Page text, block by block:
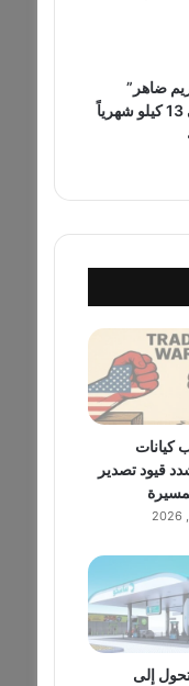
ضاهر”
يمكنكم خسارة 8 إلى 13 كيلو شهرياً
كيانات
قيود تصدير
إلى